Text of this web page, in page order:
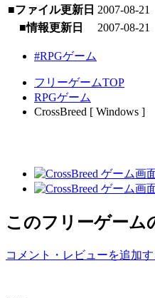
■ファイル更新日 2007-08-21
■情報更新日
2007-08-21
#RPGゲーム
フリーゲームTOP
RPGゲーム
CrossBreed [ Windows ]
このフリーゲーム
コメント・レビューを追加す